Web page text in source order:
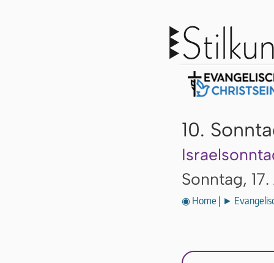
10.
Sonntag,
◉ Home | ►